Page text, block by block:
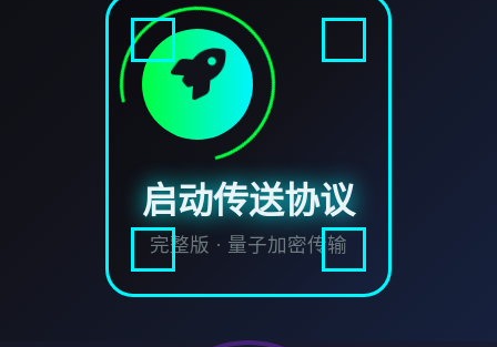
启动传送协议
完整版 · 量子加密传输